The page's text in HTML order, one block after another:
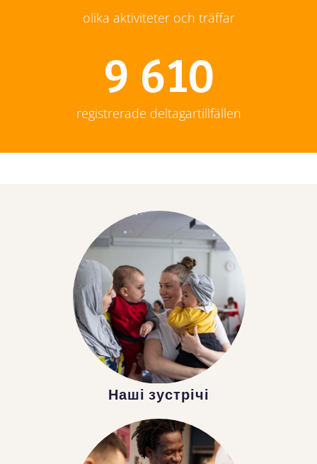
olika aktiviteter och träffar
registrerade deltagartillfällen
10 284
Наші зустрічі